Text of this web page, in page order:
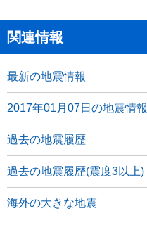
関連情報
最新の地震情報
2017年01月07日の地震情報
過去の地震履歴
過去の地震履歴(震度3以上)
海外の大きな地震